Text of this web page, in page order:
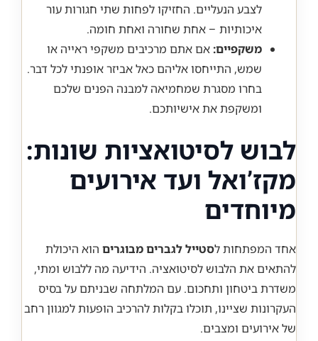
לצבע הנעליים. החזיקו לפחות שתי חגורות עור
איכותיות – אחת שחורה ואחת חומה.
משקפיים: אם אתם מרכיבים משקפי ראייה או
שמש, התייחסו אליהם כאל אביזר אופנתי לכל דבר.
בחרו מסגרת שמחמיאה למבנה הפנים שלכם
ומשקפת את אישיותכם.
לבוש לסיטואציות שונות:
מקז’ואל ועד אירועים
מיוחדים
אחד המפתחות לסטייל לגברים מבוגרים הוא היכולת
להתאים את הלבוש לסיטואציה. הידיעה מה ללבוש ומתי,
משדרת ביטחון ותחכום. עם המלתחה שבניתם על בסיס
העקרונות שציינו, תוכלו בקלות להרכיב הופעות למגוון רחב
של אירועים ומצבים.